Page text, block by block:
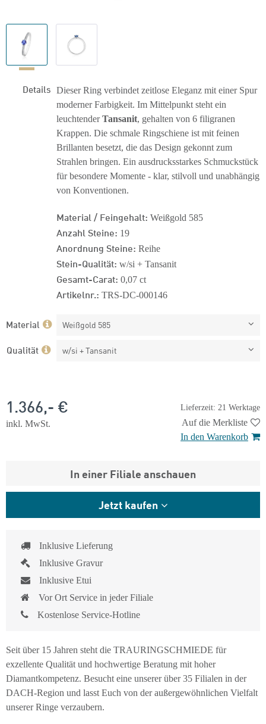
Details Dieser Ring verbindet zeitlose Eleganz mit einer Spur
moderner Farbigkeit. Im Mittelpunkt steht ein
leuchtenderTansanit, gehalten von 6 filigranen
Krappen. Die schmale Ringschiene ist mit feinen
Brillanten besetzt, die das Design gekonnt zum
Strahlen bringen. Ein ausdrucksstarkes Schmuckstück
für besondere Momente - klar, stilvoll und unabhängig
von Konventionen.
Material / Feingehalt: Weißgold 585
Anzahl Steine: 19
Anordnung Steine: Reihe
Stein-Qualität: w/si + Tansanit
Gesamt-Carat: 0,07 ct
Artikelnr.: TRS-DC-000146
Material Weißgold 585
Qualität w/si + Tansanit
Lieferzeit: 21 Werktage
1.366,- €
inkl. MwSt.
Auf die Merkliste
In den Warenkorb
In einer Filiale anschauen
Jetzt kaufen
Inklusive Lieferung
Inklusive Gravur
Inklusive Etui
Vor Ort Service in jeder Filiale
Kostenlose Service-Hotline
Seit über 15 Jahren steht die TRAURINGSCHMIEDE für
exzellente Qualität und hochwertige Beratung mit hoher
Diamantkompetenz. Besucht eine unserer über 35 Filialen in der
DACH-Region und lasst Euch von der außergewöhnlichen Vielfalt
unserer Ringe verzaubern.